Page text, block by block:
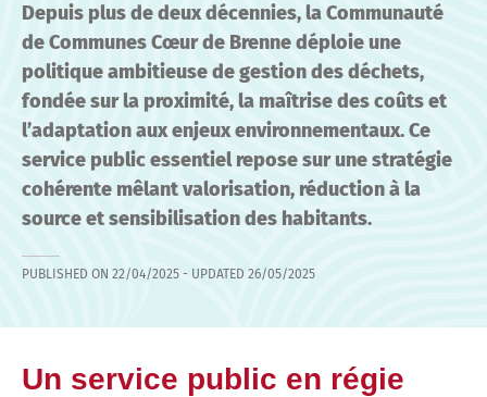
Depuis plus de deux décennies, la Communauté
de Communes Cœur de Brenne déploie une
politique ambitieuse de gestion des déchets,
fondée sur la proximité, la maîtrise des coûts et
l’adaptation aux enjeux environnementaux. Ce
service public essentiel repose sur une stratégie
cohérente mêlant valorisation, réduction à la
source et sensibilisation des habitants.
PUBLISHED ON 22/04/2025 - UPDATED 26/05/2025
Un service public en régie